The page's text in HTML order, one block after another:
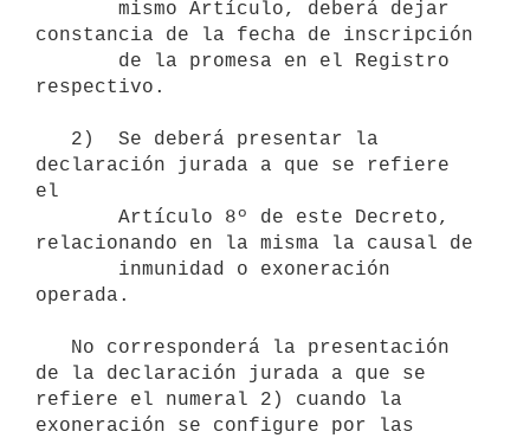
constancia de la fecha de inscripción
respectivo.
declaración jurada a que se refiere
el
relacionando en la misma la causal de
operada.
de la declaración jurada a que se
refiere el numeral 2) cuando la
exoneración se configure por las